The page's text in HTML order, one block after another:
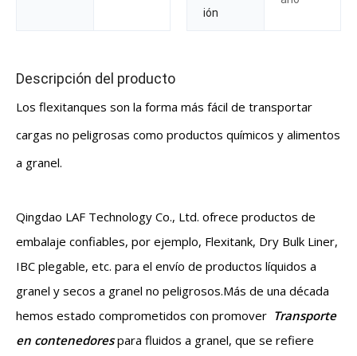
ión
Descripción del producto
Los flexitanques son la forma más fácil de transportar
cargas no peligrosas como productos químicos y alimentos
a granel.
Qingdao LAF Technology Co., Ltd. ofrece productos de
embalaje confiables, por ejemplo, Flexitank, Dry Bulk Liner,
IBC plegable, etc. para el envío de productos líquidos a
granel y secos a granel no peligrosos.Más de una década
hemos estado comprometidos con promover Transporte
en contenedorespara fluidos a granel, que se refiere